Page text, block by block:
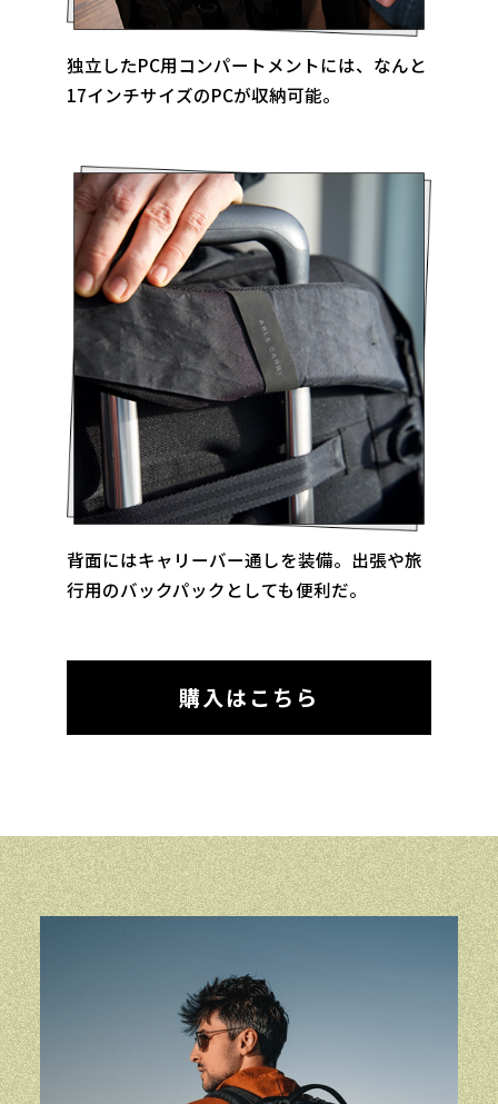
独立したPC用コンパートメントには、なんと
17インチサイズのPCが収納可能。
背面にはキャリーバー通しを装備。出張や旅
行用のバックパックとしても便利だ。
購入はこちら